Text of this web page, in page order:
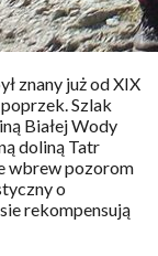
znany już od XIX
Szlak
Białej Wody
doliną Tatr
wbrew pozorom
o
rekompensują